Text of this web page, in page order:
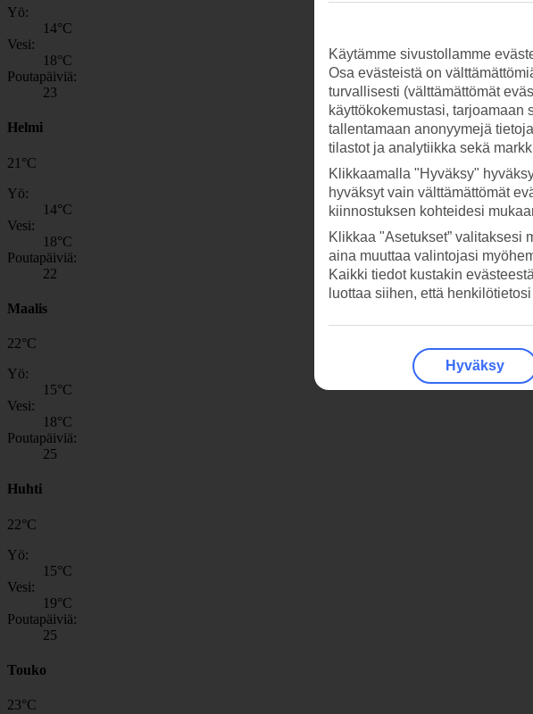
Yö:
14°C
Vesi:
18°C
Poutapäiviä:
23
Helmi
21 °C
Yö:
14°C
Vesi:
18°C
Poutapäiviä:
22
Maalis
22°C
Yö:
15°C
Vesi:
18°C
Poutapäiviä:
25
Huhti
22°C
Yö:
15°C
Vesi:
19°C
Poutapäiviä:
25
Touko
23°C
Käytämme sivustollamme
Osa evästeistä on
turvallisesti (välttämättömät
käyttökokemustasi,
tallentamaan anonyymejä
tilastot ja analytiikka sekä
Klikkaamalla "Hyväksy"
hyväksyt vain välttämättömät
kiinnostuksen kohteidesi
Klikkaa "Asetukset” valitaksesi
aina muuttaa valintojasi
Kaikki tiedot kustakin
luottaa siihen, että
Hyväksy